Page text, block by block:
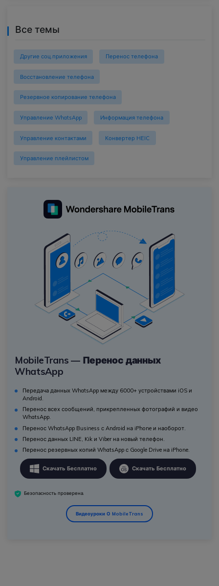
Все темы
Другие соц.приложения Перенос телефона
Восстановление телефона
Резервное копирование телефона
Управление WhatsApp Информация телефона
Управление контактами Конвертер HEIC
Управление плейлистом
MobileTrans — Перенос данных
WhatsApp
Передача данных WhatsApp между 6000+ устройствами iOS и
Android.
Перенос всех сообщений, прикрепленных фотографий и видео
WhatsApp.
Перенос WhatsApp Business с Android на iPhone и наоборот.
Перенос данных LINE, Kik и Viber на новый телефон.
Перенос резервных копий WhatsApp с Google Drive на iPhone.
Скачать Бесплатно Скачать Бесплатно
Безопасность проверена.
Видеоуроки О MobileTrans